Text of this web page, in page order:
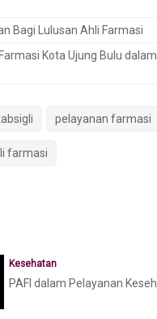
Bagi Lulusan Ahli Farmasi
Kota Ujung Bulu
pelayanan farmasi
farmasi
Kesehatan
PAFI dalam Pelayanan